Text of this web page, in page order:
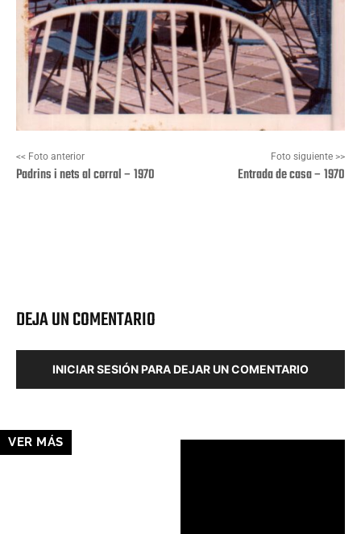
<< Foto anterior
Padrins i nets al corral – 1970
Foto siguiente >>
Entrada de casa – 1970
DEJA UN COMENTARIO
INICIAR SESIÓN PARA DEJAR UN COMENTARIO
VER MÁS